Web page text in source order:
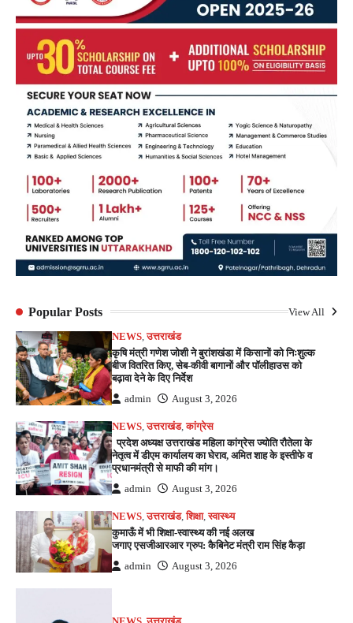
Popular Posts View All
NEWS,उत्तराखंड
कृषि मंत्री गणेश जोशी ने बुरांशखंडा में किसानों को निःशुल्क
बीज वितरित किए, सेब-कीवी बागानों और पॉलीहाउस को
बढ़ावा देने के दिए निर्देश
admin August 3, 2026
NEWS,उत्तराखंड,कांग्रेस
प्रदेश अध्यक्ष उत्तराखंड महिला कांग्रेस ज्योति रौतेला के
नेतृत्व में डीएम कार्यालय का घेराव, अमित शाह के इस्तीफे व
प्रधानमंत्री से माफी की मांग।
admin August 3, 2026
NEWS,उत्तराखंड,शिक्षा,स्वास्थ्य
कुमाऊँ में भी शिक्षा-स्वास्थ्य की नई अलख
जगाए एसजीआरआर ग्रुप: कैबिनेट मंत्री राम सिंह कैड़ा
admin August 3, 2026